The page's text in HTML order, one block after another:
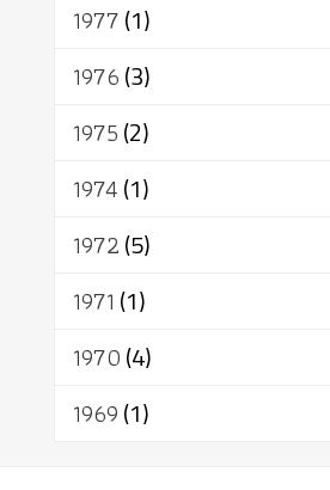
1977(1)
1976(3)
1975(2)
1974(1)
1972(5)
1971 (1)
1970(4)
1969(1)